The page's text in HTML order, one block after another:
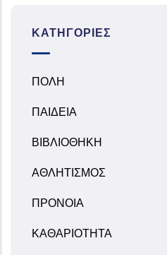
ΚΑΤΗΓΟΡΊΕΣ
ΠΟΛΗ
ΠΑΙΔΕΙΑ
ΒΙΒΛΙΟΘΗΚΗ
ΑΘΛΗΤΙΣΜΟΣ
ΠΡΟΝΟΙΑ
ΚΑΘΑΡΙΟΤΗΤΑ